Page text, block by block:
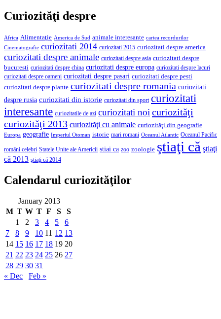
Curiozităţi despre
Africa Alimentaţie America de Sud animale interesante cartea recordurilor
Cinematografie curiozitati 2014 curiozitati 2015 curiozitati despre america
curiozitati despre animale curiozitati despre asia curiozitati despre
bucuresti curiozitati despre china curiozitati despre europa curiozitati despre lacuri
curiozitati despre oameni curiozitati despre pasari curiozitati despre pesti
curiozitati despre plante curiozitati despre romania curiozitati
despre rusia curiozitati din istorie curiozitati din sport curiozitati
interesante curiozitatile de azi curiozitati noicuriozităţi
curiozităţi 2013 curiozităţi cu animale curiozităţi din geografie
Europa geografie Imperiul Otoman istorie mari romani Oceanul Atlantic Oceanul Pacific
români celebri Statele Unite ale Americii stiai ca zoo zoologie ştiaţi că ştiaţi
că 2013 ştiaţi că 2014
Calendarul curiozităţilor
January 2013
M T W T F S
S
1
2 3 4 5
6
7
8 9 10 11 12 13
14 15 16 17 18 19 20
21 22 23 24 25 26 27
28 29 30 31
« Dec
Feb »